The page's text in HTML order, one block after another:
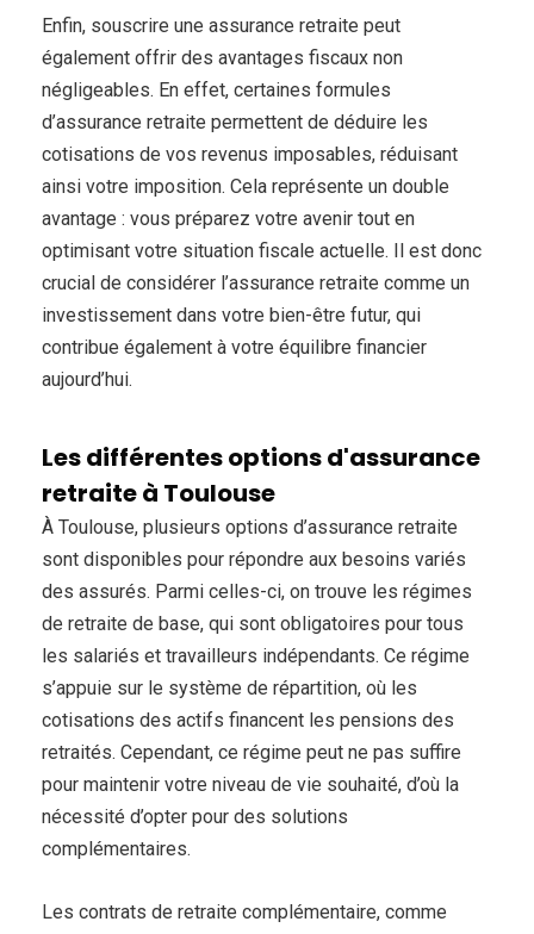
Enfin, souscrire une assurance retraite peut
également offrir des avantages fiscaux non
négligeables. En effet, certaines formules
d’assurance retraite permettent de déduire les
cotisations de vos revenus imposables, réduisant
ainsi votre imposition. Cela représente un double
avantage : vous préparez votre avenir tout en
optimisant votre situation fiscale actuelle. Il est donc
crucial de considérer l’assurance retraite comme un
investissement dans votre bien-être futur, qui
contribue également à votre équilibre financier
aujourd’hui.
Les différentes options d'assurance
retraite à Toulouse
À Toulouse, plusieurs options d’assurance retraite
sont disponibles pour répondre aux besoins variés
des assurés. Parmi celles-ci, on trouve les régimes
de retraite de base, qui sont obligatoires pour tous
les salariés et travailleurs indépendants. Ce régime
s’appuie sur le système de répartition, où les
cotisations des actifs financent les pensions des
retraités. Cependant, ce régime peut ne pas suffire
pour maintenir votre niveau de vie souhaité, d’où la
nécessité d’opter pour des solutions
complémentaires.
Les contrats de retraite complémentaire, comme